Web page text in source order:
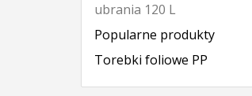
ubrania 120 L
Popularne produkty
Torebki foliowe PP